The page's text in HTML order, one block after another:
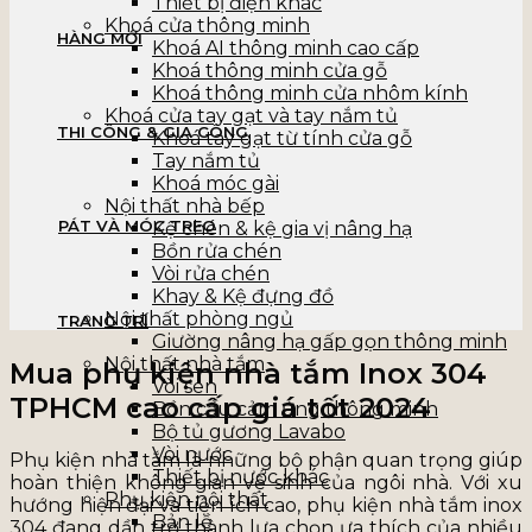
Khoá cửa thông minh
Khoá AI thông minh cao cấp
Khoá thông minh cửa gỗ
Khoá thông minh cửa nhôm kính
Khoá cửa tay gạt và tay nắm tủ
Khoá tay gạt từ tính cửa gỗ
Tay nắm tủ
Khoá móc gài
Nội thất nhà bếp
Kệ chén & kệ gia vị nâng hạ
Bồn rửa chén
Vòi rửa chén
Khay & Kệ đựng đồ
Nội thất phòng ngủ
Giường nâng hạ gấp gọn thông minh
Nội thất nhà tắm
Vòi sen
Bồn cầu cảm ứng thông minh
Bộ tủ gương Lavabo
Vòi nước
Thiết bị nước khác
Phụ kiện nội thất
Bản lề
HÀNG MỚI
THI CÔNG & GIA CÔNG
PÁT VÀ MÓC TREO
TRANG TRÍ
Mua phụ kiện nhà tắm Inox 304
TPHCM cao cấp giá tốt 2024
Phụ kiện nhà tắm là những bộ phận quan trọng giúp
hoàn thiện không gian vệ sinh của ngôi nhà. Với xu
hướng hiện đại và tiện ích cao, phụ kiện nhà tắm inox
304 đang dần trở thành lựa chọn ưa thích của nhiều